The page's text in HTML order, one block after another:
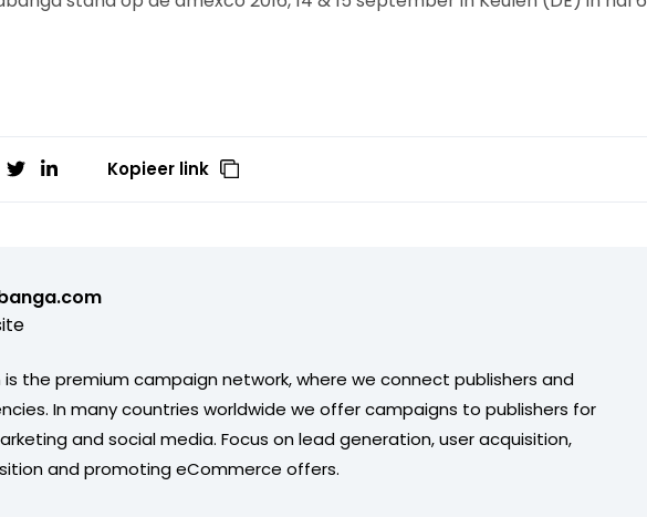
Kopieer link
the premium campaign network, where we connect publishers and
In many countries worldwide we offer campaigns to publishers for
and social media. Focus on lead generation, user acquisition,
and promoting eCommerce offers.